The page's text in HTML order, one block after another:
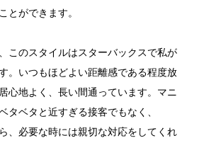
とができます。
このスタイルはスターバックスで私が
。いつもほどよい距離感である程度放
心地よく、長い間通っています。マニ
タベタと近すぎる接客でもなく、
、必要な時には親切な対応をしてくれ